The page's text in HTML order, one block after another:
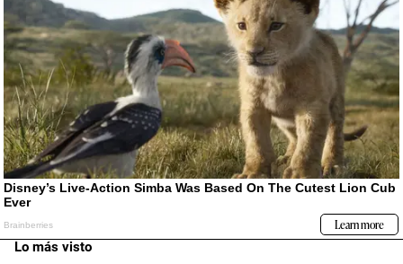
Lo más visto